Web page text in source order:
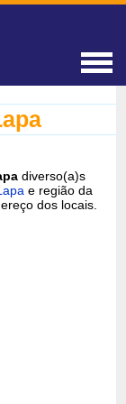
diverso(a)s
e região da
dos locais.